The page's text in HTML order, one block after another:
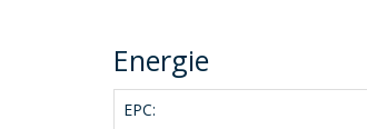
Energie
EPC: